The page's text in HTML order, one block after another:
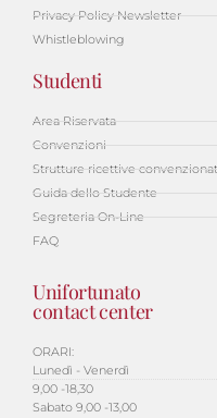
Privacy Policy Newsletter
Whistleblowing
Studenti
Area Riservata
Convenzioni
Strutture ricettive
Guida dello Studente
Segreteria On-Line
FAQ
Unifortunato
contact center
ORARI:
Lunedì - Venerdì
9,00 -18,30
Sabato 9,00 -13,00